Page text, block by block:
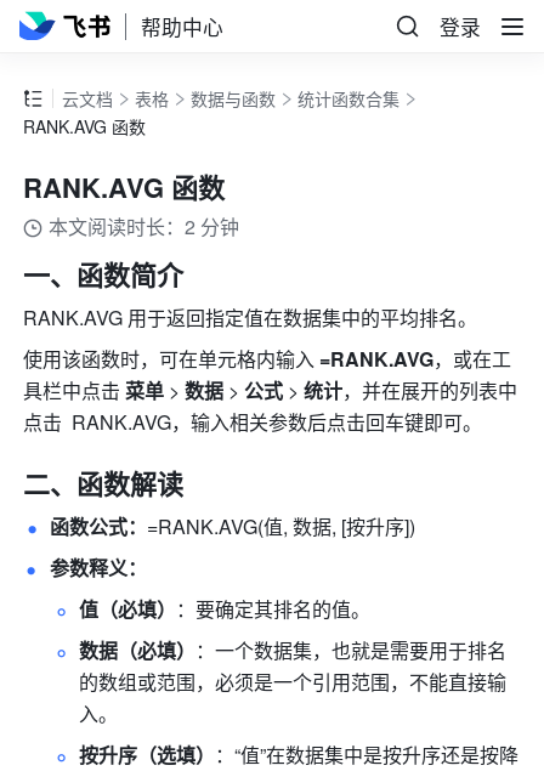
帮助中心 登录
云文档 表格 数据与函数
统计函数合集
RANK.AVG 函数
RANK.AVG 函数
本文阅读时长：2 分钟
一、函数简介
RANK.AVG 用于返回指定值在数据集中的平均排名。
使用该函数时，可在单元格内输入 =RANK.AVG，或在工
具栏中点击 菜单 > 数据 > 公式 > 统计，并在展开的列表中
点击  RANK.AVG，输入相关参数后点击回车键即可。
二、函数解读
函数公式： =RANK.AVG(值, 数据, [按升序])
参数释义：
值（必填） ：要确定其排名的值。
数据（必填） ：一个数据集，也就是需要用于排名
的数组或范围，必须是一个引用范围，不能直接输
入。
按升序（选填） ：“值”在数据集中是按升序还是按降